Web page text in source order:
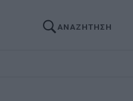
ΑΝΑΖΗΤΗΣΗ